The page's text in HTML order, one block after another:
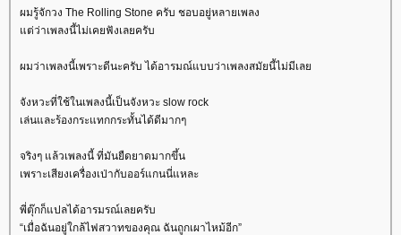
ผมรู้จักวง The Rolling Stone ครับ ชอบอยู่หลายเพลง
ต่ว่าเพลงนี้ไม่เคยฟังเลยครับ
ผมว่าเพลงนี้เพราะดีนะครับ ได้อารมณ์แบบว่าเพลงสมัยนี้ไม่มีเล
จังหวะที่ใช้ในเพลงนี้เป็นจังหวะ slow rock
เล่นและร้องกระแทกกระทั้นได้ดีมากๆ
จริงๆ แล้วเพลงนี้ ที่มันยืดยาดมากขึ้น
เพราะเสียงเครื่องเป่ากับออร์แกนนี่แหละ
พี่ตุ๊กก็แปลได้อารมรณ์เลยครับ
“เมื่อฉันอยู่ใกล้ไฟสวาทของคุณ ฉันถูกเผาไหม้อีก”